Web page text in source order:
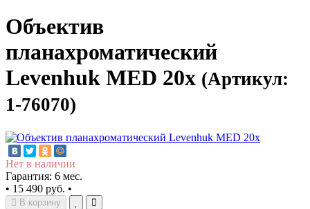
Объектив
планахроматический
Levenhuk MED 20x (Артикул:
1-76070)
Нет в наличии
Гарантия: 6 мес.
• 15 490 руб. •
В корзину